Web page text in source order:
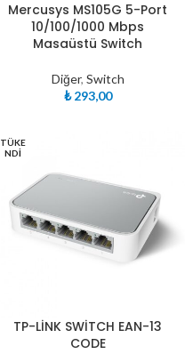
Mercusys MS105G 5-Port
10/100/1000 Mbps
Masaüstü Switch
Diğer, Switch
₺293,00
TÜKE
NDI
TP-LİNK SWİTCH EAN-13
CODE